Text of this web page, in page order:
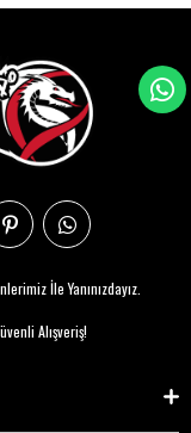
İle Yanınızdayız.
Alışveriş!